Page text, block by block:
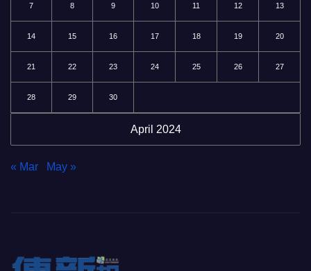
April 2024
7 8 9 10 11 12 13
14 15 16 17 18 19 20
21 22 23 24 25 26 27
28 29 30
« Mar May »